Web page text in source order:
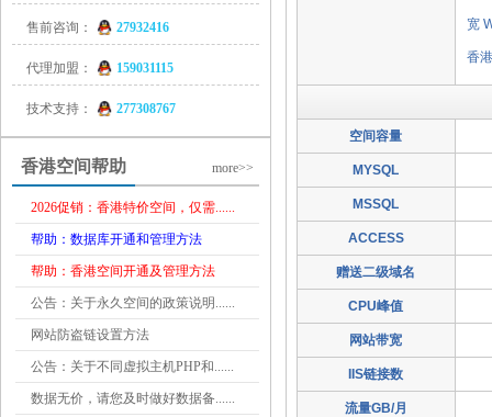
售前咨询： 27932416
代理加盟： 159031115
技术支持： 277308767
香港空间帮助 more>>
2026促销：香港特价空间，仅需......
帮助：数据库开通和管理方法
帮助：香港空间开通及管理方法
公告：关于永久空间的政策说明......
网站防盗链设置方法
公告：关于不同虚拟主机PHP和......
数据无价，请您及时做好数据备......
宽
香
空间容量
MYSQL
MSSQL
ACCESS
赠送二级域名
CPU峰值
网站带宽
IIS链接数
流量GB/月